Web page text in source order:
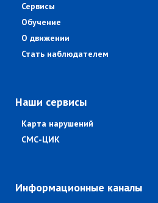
Сервисы
Обучение
О движении
Стать наблюдателем
Наши сервисы
Карта нарушений
СМС-ЦИК
Информационные каналы